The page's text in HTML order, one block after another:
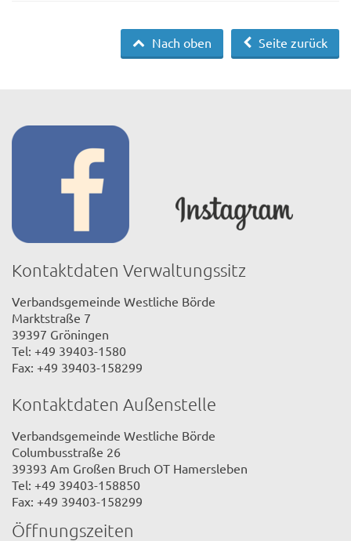
Seite zurück
Nach oben
Kontaktdaten Verwaltungssitz
Verbandsgemeinde Westliche Börde
Marktstraße 7
39397 Gröningen
Tel: +49 39403-1580
Fax: +49 39403-158299
Kontaktdaten Außenstelle
Verbandsgemeinde Westliche Börde
Columbusstraße 26
39393 Am Großen Bruch OT Hamersleben
Tel: +49 39403-158850
Fax: +49 39403-158299
Öffnungszeiten